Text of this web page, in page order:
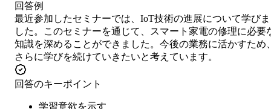
回答例
最近参加したセミナーでは、IoT技術の進展について学びま
した。このセミナーを通じて、スマート家電の修理に必要
知識を深めることができました。今後の業務に活かすため
さらに学びを続けていきたいと考えています。
回答のキーポイント
学習意欲を示す